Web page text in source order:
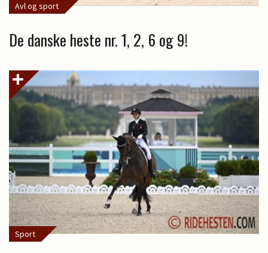
Avl og sport
De danske heste nr. 1, 2, 6 og 9!
Sport